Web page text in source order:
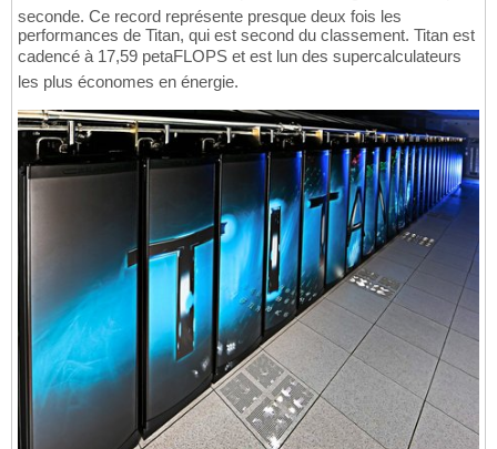
seconde. Ce record représente presque deux fois les
performances de Titan, qui est second du classement. Titan est
cadencé à 17,59 petaFLOPS et est lun des supercalculateurs
les plus économes en énergie.